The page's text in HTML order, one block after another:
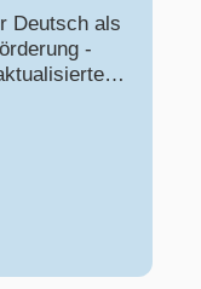
Deutsch als
-